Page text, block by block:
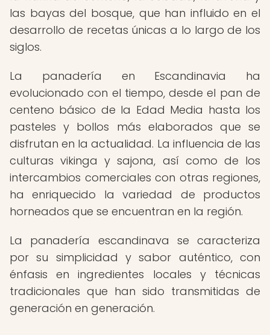
las bayas del bosque, que han influido en el
desarrollo de recetas únicas a lo largo de los
siglos.
La panadería en Escandinavia ha
evolucionado con el tiempo, desde el pan de
centeno básico de la Edad Media hasta los
pasteles y bollos más elaborados que se
disfrutan en la actualidad. La influencia de las
culturas vikinga y sajona, así como de los
intercambios comerciales con otras regiones,
ha enriquecido la variedad de productos
horneados que se encuentran en la región.
La panadería escandinava se caracteriza
por su simplicidad y sabor auténtico, con
énfasis en ingredientes locales y técnicas
tradicionales que han sido transmitidas de
generación en generación.